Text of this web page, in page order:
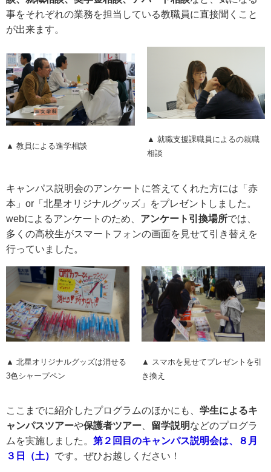
事をそれぞれの業務を担当している教職員に直接聞くこと
が出来ます。
▲ 教員による進学相談
▲ 就職支援課職員によるの就職
相談
キャンパス説明会のアンケートに答えてくれた方には「赤
本」or「北星オリジナルグッズ」をプレゼントしました。
webによるアンケートのため、 アンケート引換場所では、
多くの高校生がスマートフォンの画面を見せて引き替えを
行っていました。
▲ 北星オリジナルグッズは消せる
3色シャープペン
▲ スマホを見せてプレゼントを引
き換え
ここまでに紹介したプログラムのほかにも、 学生によるキ
ャンパスツアーや保護者ツアー 留学説明などのプログラ
ムを実施しました。 第２回目のキャンパス説明会は、８月
３日（土） です。ぜひお越しください！